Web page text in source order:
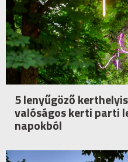
5 lenyűgöző
valóságos kerti parti
napokból